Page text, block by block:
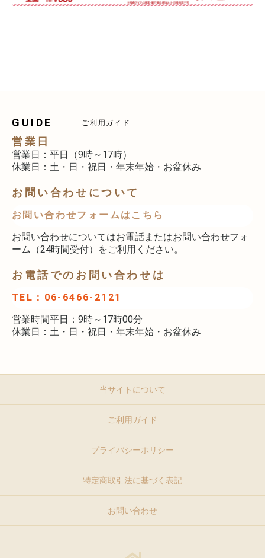
GUIDE ご利用ガイド
営業日
営業日：平日（9時～17時）
休業日：土・日・祝日・年末年始・お盆休み
お問い合わせについて
お問い合わせフォームはこちら
お問い合わせについてはお電話またはお問い合わせフォ
ーム（24時間受付）をご利用ください。
お電話でのお問い合わせは
TEL：06-6466-2121
営業時間平日：9時～17時00分
休業日：土・日・祝日・年末年始・お盆休み
当サイトについて
ご利用ガイド
プライバシーポリシー
特定商取引法に基づく表記
お問い合わせ